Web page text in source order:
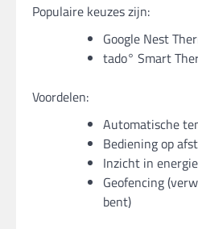
Populaire keuzes zijn:
Google Nest
tado° Smart
Voordelen:
Automatische
Bediening op
Inzicht in
Geofencing
bent)